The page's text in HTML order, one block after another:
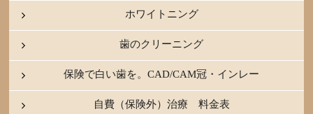
ホワイトニング
歯のクリーニング
保険で白い歯を。CAD/CAM冠・インレー
自費（保険外）治療 料金表